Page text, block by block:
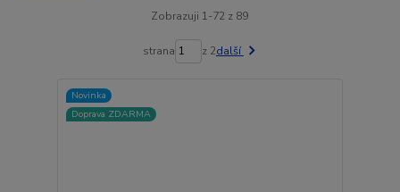
Zobrazuji 1-72 z 89
strana z 2další
Novinka
Doprava ZDARMA